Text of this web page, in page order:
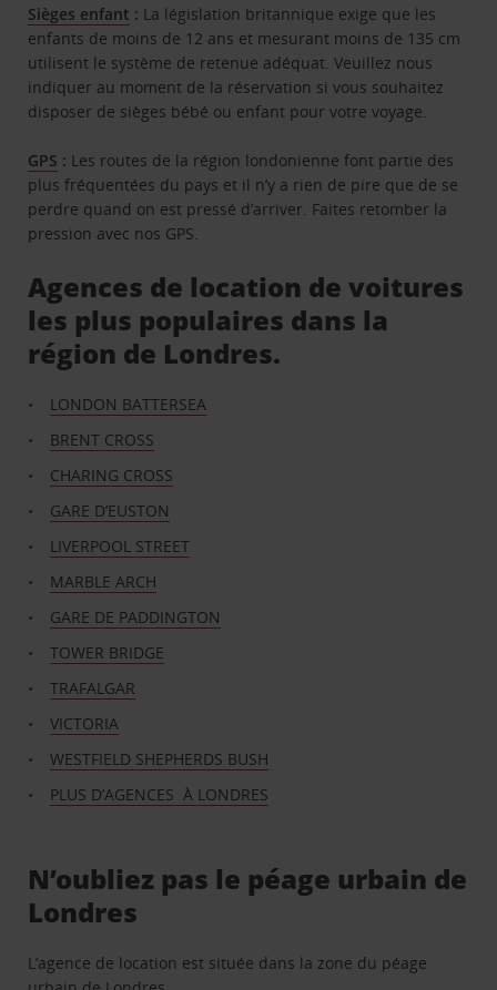
Sièges enfant : La législation britannique exige que les
enfants de moins de 12 ans et mesurant moins de 135 cm
utilisent le système de retenue adéquat. Veuillez nous
indiquer au moment de la réservation si vous souhaitez
disposer de sièges bébé ou enfant pour votre voyage.
GPS : Les routes de la région londonienne font partie des
plus fréquentées du pays et il n’y a rien de pire que de se
perdre quand on est pressé d’arriver. Faites retomber la
pression avec nos GPS.
Agences de location de voitures
les plus populaires dans la
région de Londres.
LONDON BATTERSEA
BRENT CROSS
CHARING CROSS
GARE D’EUSTON
LIVERPOOL STREET
MARBLE ARCH
GARE DE PADDINGTON
TOWER BRIDGE
TRAFALGAR
VICTORIA
WESTFIELD SHEPHERDS BUSH
PLUS D’AGENCES À LONDRES
N’oubliez pas le péage urbain de
Londres
L’agence de location est située dans la zone du péage